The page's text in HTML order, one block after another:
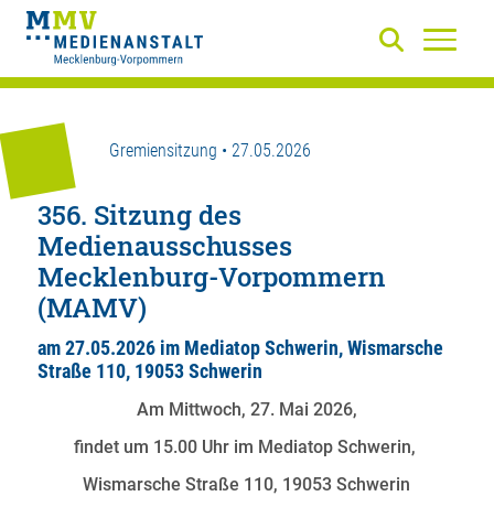
Gremiensitzung • 27.05.2026
356. Sitzung des
Medienausschusses
Mecklenburg-Vorpommern
(MAMV)
am 27.05.2026 im Mediatop Schwerin, Wismarsche
Straße 110, 19053 Schwerin
Am Mittwoch, 27. Mai 2026,
findet um 15.00 Uhr im Mediatop Schwerin,
Wismarsche Straße 110, 19053 Schwerin